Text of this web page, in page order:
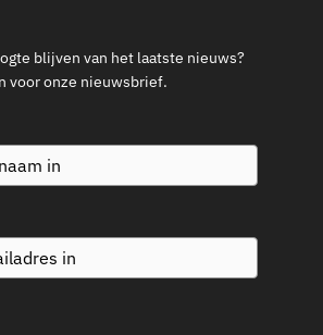
blijven van het laatste nieuws?
voor onze nieuwsbrief.